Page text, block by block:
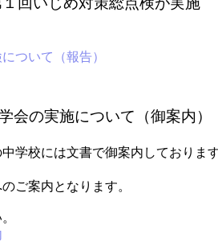
ついて（報告）
の実施について（御案内）
学校には文書で御案内しておりま
案内となります。